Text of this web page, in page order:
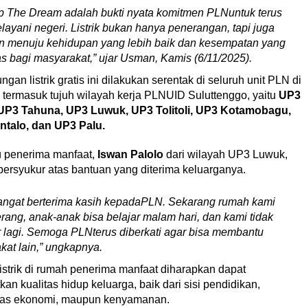
u
k
1
6
5
e
l
a
r
a
P
a
-
S
e
j
The Dream adalah bukti nyata komitmen PLNuntuk terus
negeri. Listrik bukan hanya penerangan, tapi juga
menuju kehidupan yang lebih baik dan kesempatan yang
bagi masyarakat,” ujar Usman, Kamis (6/11/2025).
listrik gratis ini dilakukan serentak di seluruh unit PLN di
termasuk tujuh wilayah kerja PLNUID Suluttenggo, yaitu UP3
Tahuna, UP3 Luwuk, UP3 Tolitoli, UP3 Kotamobagu,
dan UP3 Palu.
penerima manfaat, Iswan Palolodari wilayah UP3 Luwuk,
atas bantuan yang diterima keluarganya.
berterima kasih kepadaPLN. Sekarang rumah kami
anak-anak bisa belajar malam hari, dan kami tidak
lagi. Semoga PLNterus diberkati agar bisa membantu
lain,” ungkapnya.
di rumah penerima manfaat diharapkan dapat
kualitas hidup keluarga, baik dari sisi pendidikan,
ekonomi, maupun kenyamanan.